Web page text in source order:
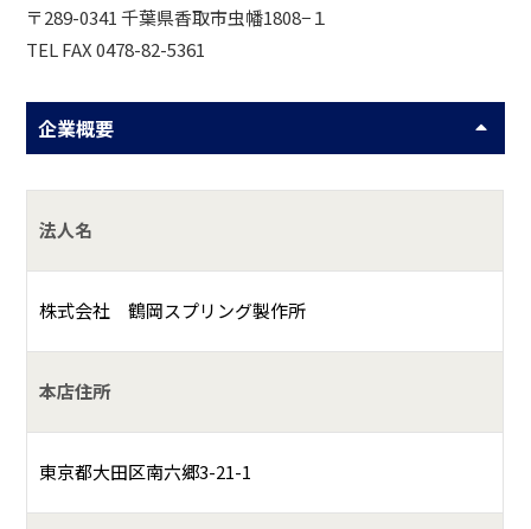
〒289-0341 千葉県香取市虫幡1808−１
TEL FAX 0478-82-5361
企業概要
法人名
株式会社 鶴岡スプリング製作所
本店住所
東京都大田区南六郷3-21-1